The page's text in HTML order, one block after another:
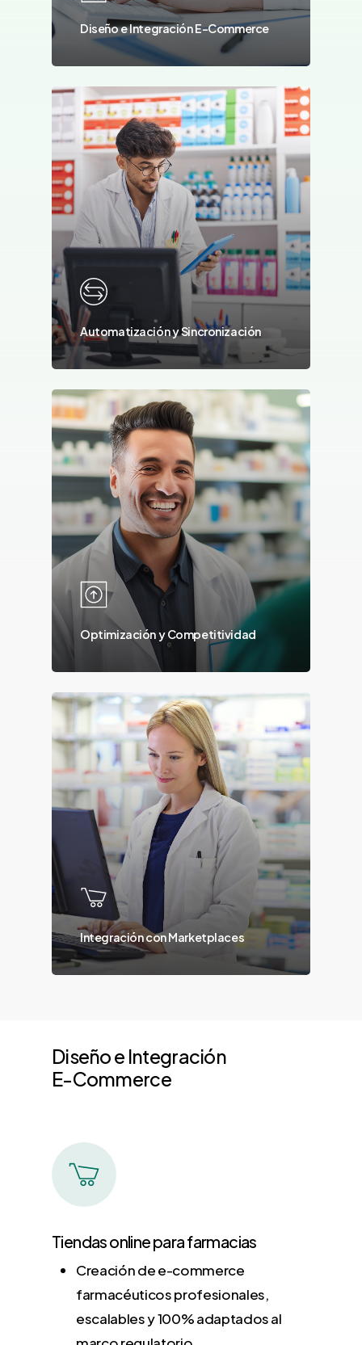
Diseño e Integración E-Commerce
Automatización y Sincronización
Optimización y Competitividad
Integración con Marketplaces
Diseñoe Integración
E-Commerce
Tiendas online para farmacias
Creación de e-commerce
farmacéuticos profesionales,
escalables y 100% adaptados al